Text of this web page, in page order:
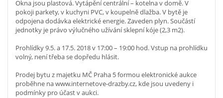
Okna jsou plastová. Vytápění centrální – kotelna v domě. V
pokoji parkety, v kuchyni PVC, v koupelně dlažba. V bytě je
odpojena dodávka elektrické energie. Zaveden plyn. Součástí
jednotky je právo výlučného užívání sklepní kóje (2,3 m2).
Prohlídky 9.5. a 17.5. 2018 v 17:00 – 19:00 hod. Vstup na prohlídku
volný, není třeba se dopředu hlásit.
Prodej bytu z majetku MČ Praha 5 formou elektronické aukce
proběhne na www.internetove-drazby.cz, kde jsou uvedeny i
podmínky pro účast v aukci.